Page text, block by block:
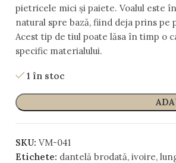
pietricele mici și paiete. Voalul este
natural spre bază, fiind deja prins
Acest tip de tiul poate lăsa în timp o
specific materialului.
1 în stoc
SKU: VM-041
Etichete: dantelă brodată, ivoire,